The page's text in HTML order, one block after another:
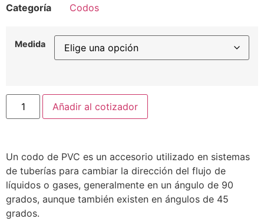
Categoría
Codos
Medida
Añadir al cotizador
Un codo de PVC es un accesorio utilizado en sistemas
de tuberías para cambiar la dirección del flujo de
líquidos o gases, generalmente en un ángulo de 90
grados, aunque también existen en ángulos de 45
grados.